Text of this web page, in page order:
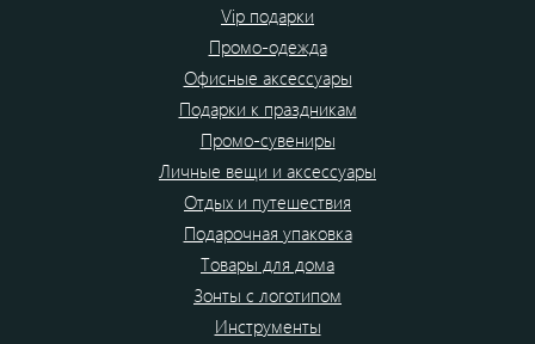
Vip подарки
Промо-одежда
Офисные аксессуары
Подарки к праздникам
Промо-сувениры
Личные вещи и аксессуары
Отдых и путешествия
Подарочная упаковка
Товары для дома
Зонты с логотипом
Инструменты